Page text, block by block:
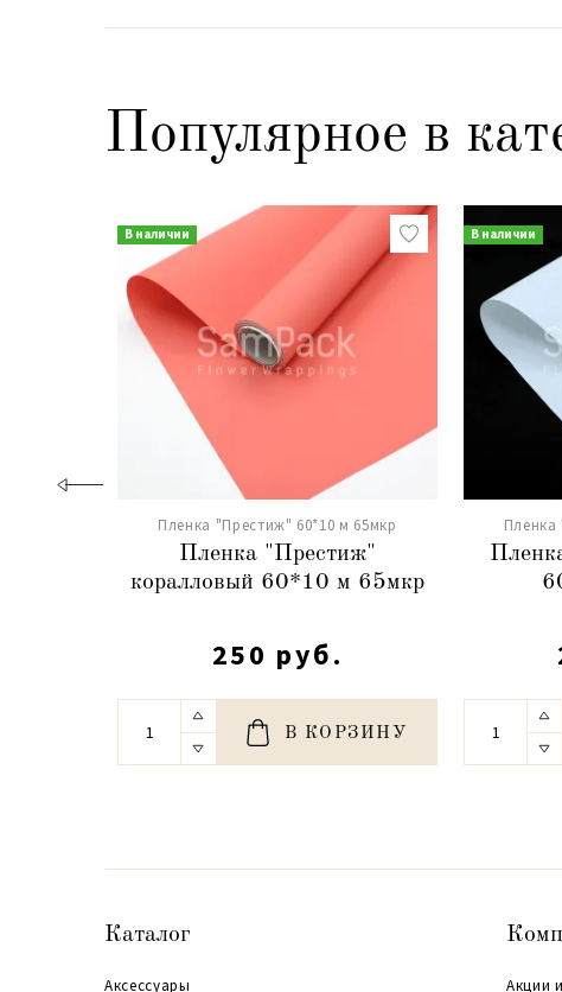
Популярное в
В наличии
Пленка "Престиж" 60*10 м 65мкр
Пленка "Престиж"
коралловый 60*10 м 65мкр
250 руб.
В КОРЗИНУ
В наличии
Пленка
Каталог
Аксессуары Акции